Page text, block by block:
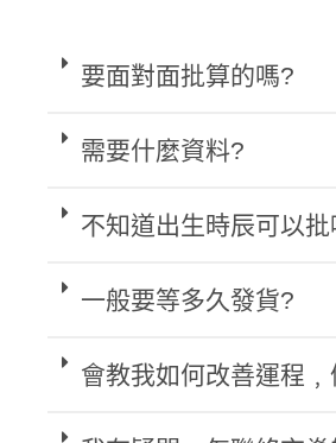
要面對面批算的嗎?
需要什麼資料?
不知道出生時辰可以批
一般要等多久發貨?
會教我如何改善運程